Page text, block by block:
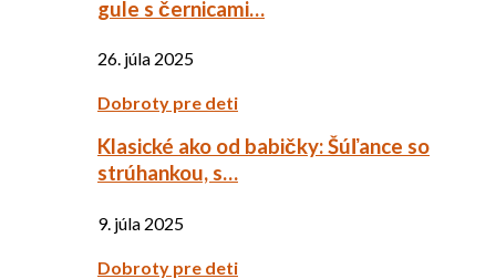
gule s černicami…
26. júla 2025
Dobroty pre deti
Klasické ako od babičky: Šúľance so
strúhankou, s…
9. júla 2025
Dobroty pre deti